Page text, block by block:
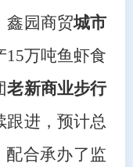
鑫园商贸城市
15万吨鱼虾食
老新商业步行
跟进，预计总
配合承办了监